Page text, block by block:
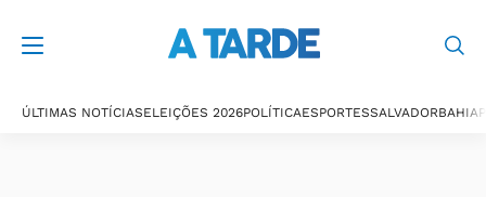
ÚLTIMAS NOTÍCIASELEIÇÕES 2026POLÍTICAESPORTESSALVADORBAHIA